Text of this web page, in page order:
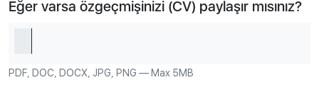
Eğer varsa özgeçmişinizi (CV) paylaşır mısınız?
PDF, DOC, DOCX, JPG, PNG — Max 5MB